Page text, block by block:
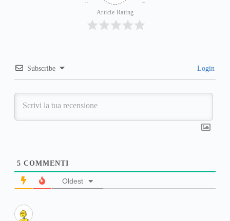
Article Rating
Subscribe Login
5 COMMENTI
Oldest